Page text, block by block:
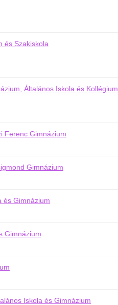
és Szakiskola
Általános Iskola és Kollégium
Ferenc Gimnázium
Gimnázium
és Gimnázium
Gimnázium
Iskola és Gimnázium